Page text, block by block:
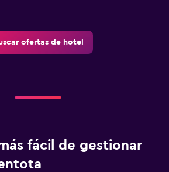
ofertas de hotel
fácil de gestionar